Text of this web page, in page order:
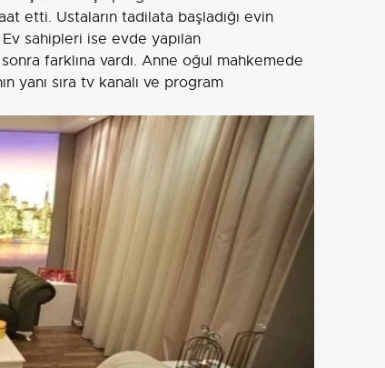
etti. Ustaların tadilata başladığı evin
sahipleri ise evde yapılan
farklına vardı. Anne oğul mahkemede
yanı sıra tv kanalı ve program